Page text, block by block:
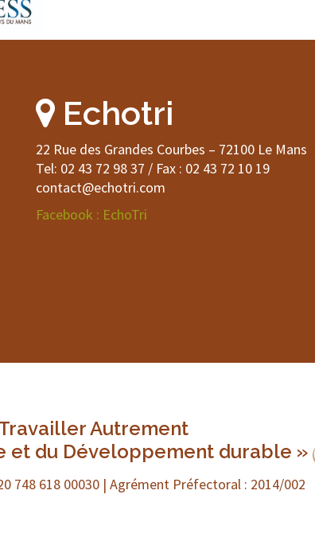
Echotri
22 Rue des Grandes Courbes – 72100 Le Mans
Tel: 02 43 72 98 37 / Fax : 02 43 72 10 19
contact@echotri.com
Facebook : EchoTri
Autrement
et du Développement durable »
748 618 00030 | Agrément Préfectoral : 2014/002